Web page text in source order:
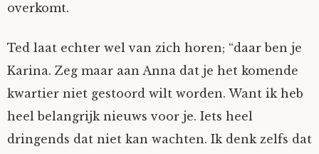
Tom Mathys
Vorrion
overkomt.
Ted laat echter wel van zich horen; “daar ben je
Karina. Zeg maar aan Anna dat je het komende
kwartier niet gestoord wilt worden. Want ik heb
heel belangrijk nieuws voor je. Iets heel
dringends dat niet kan wachten. Ik denk zelfs dat